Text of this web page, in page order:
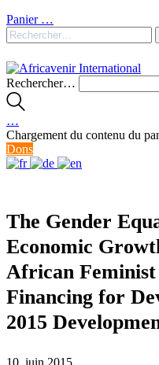
Panier …
Rechercher…
…
Chargement du contenu du
Dons
The Gender
Economic
African Feminist
Financing for
2015
10. juin 2015